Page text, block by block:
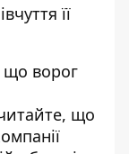
її
що ворог
що